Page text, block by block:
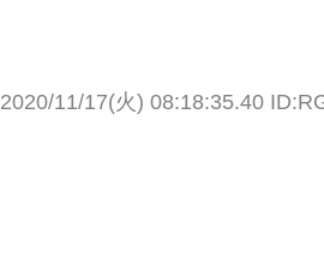
2020/11/17(火) 08:18:35.40